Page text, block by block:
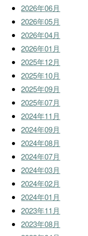
2026年06月
2026年05月
2026年04月
2026年01月
2025年12月
2025年10月
2025年09月
2025年07月
2024年11月
2024年09月
2024年08月
2024年07月
2024年03月
2024年02月
2024年01月
2023年11月
2023年08月